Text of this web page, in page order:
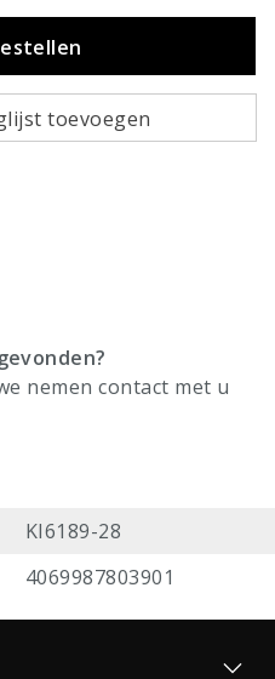
toevoegen
nemen contact met u
KI6189-28
4069987803901